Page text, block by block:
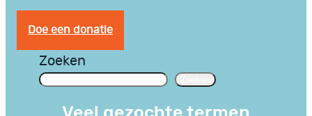
Doe een donatie
Zoeken